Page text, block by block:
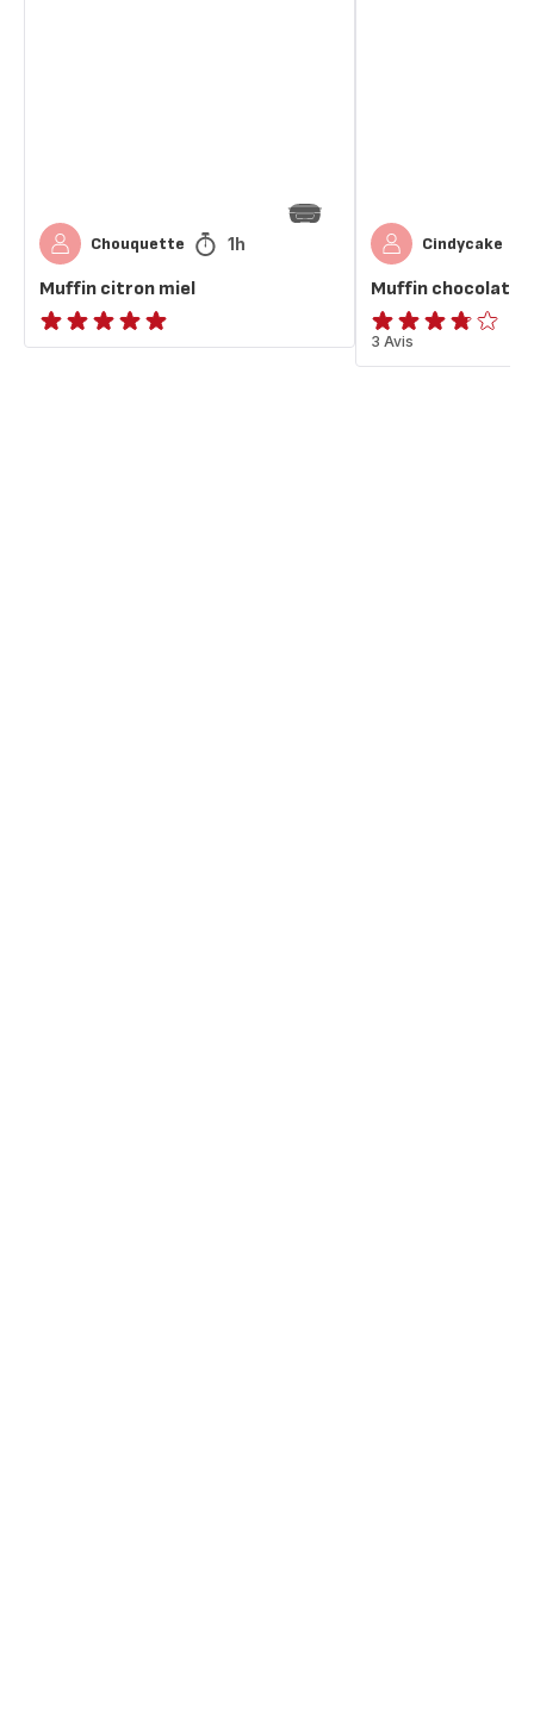
Chouquette 1h
Muffin citron miel
ratings.NaN
Cindycake
Muffin chocolat
ratings.3.7
3 Avis